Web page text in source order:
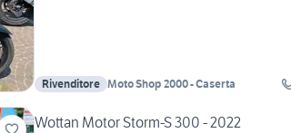
Rivenditore Moto Shop 2000 - Caserta
Wottan Motor Storm-S 300 - 2022